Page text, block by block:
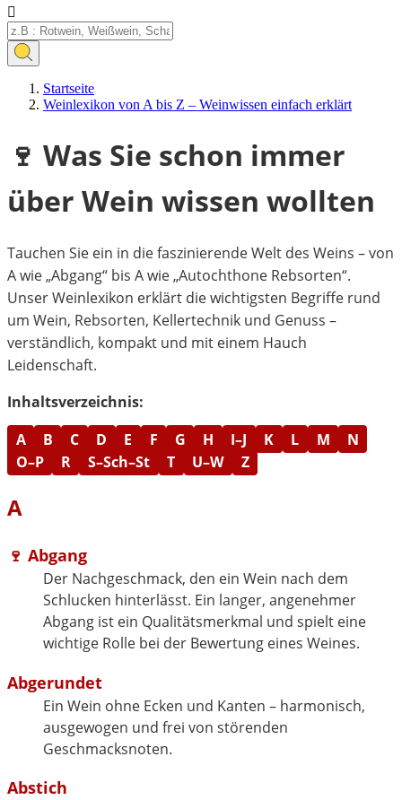

Startseite
Weinlexikon von A bis Z – Weinwissen einfach erklärt
🍷 Was Sie schon immer
über Wein wissen wollten
Tauchen Sie ein in die faszinierende Welt des Weins – von
A wie „Abgang“ bis A wie „Autochthone Rebsorten“.
Unser Weinlexikon erklärt die wichtigsten Begriffe rund
um Wein, Rebsorten, Kellertechnik und Genuss –
verständlich, kompakt und mit einem Hauch
Leidenschaft.
Inhaltsverzeichnis:
A
B C D E F G H I–J K L M
N
O–P
R S–Sch–St T U–W Z
A
🍷 Abgang
Der Nachgeschmack, den ein Wein nach dem
Schlucken hinterlässt. Ein langer, angenehmer
Abgang ist ein Qualitätsmerkmal und spielt eine
wichtige Rolle bei der Bewertung eines Weines.
Abgerundet
Ein Wein ohne Ecken und Kanten – harmonisch,
ausgewogen und frei von störenden
Geschmacksnoten.
Abstich